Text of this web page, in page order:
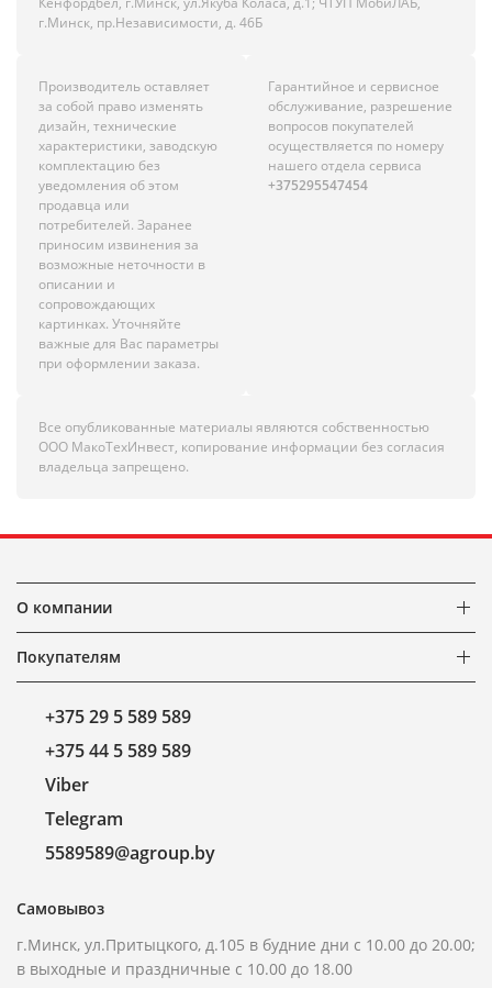
г.Минск, пр.Независимости, д. 46Б
Производитель оставляет
за собой право изменять
дизайн, технические
характеристики, заводскую
комплектацию без
уведомления об этом
продавца или
потребителей. Заранее
приносим извинения за
возможные неточности в
описании и
сопровождающих
картинках. Уточняйте
важные для Вас параметры
при оформлении заказа.
Гарантийное и сервисное
обслуживание, разрешение
вопросов покупателей
осуществляется по номеру
нашего отдела сервиса
+375295547454
Все опубликованные материалы являются собственностью
ООО МакоТехИнвест, копирование информации без согласия
владельца запрещено.
О компании
Покупателям
+375 29 5 589 589
+375 44 5 589 589
Viber
Telegram
5589589@agroup.by
Самовывоз
г.Минск, ул.Притыцкого, д.105 в будние дни с 10.00 до 20.00;
в выходные и праздничные с 10.00 до 18.00